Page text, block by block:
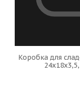
Коробка для